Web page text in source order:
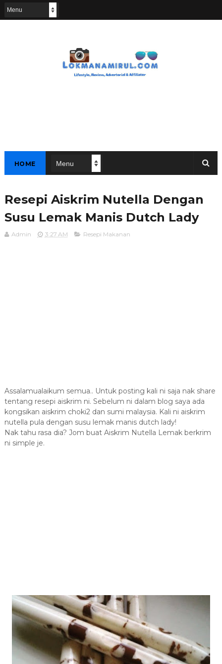
HOME
Resepi Aiskrim Nutella Dengan
Susu Lemak Manis Dutch Lady
Admin 3:27 AM Resepi Makanan
Assalamualaikum semua.. Untuk posting kali ni saja nak share
tentang resepi aiskrim ni. Sebelum ni dalam blog saya ada
kongsikan aiskrim choki2 dan sumi malaysia. Kali ni aiskrim
nutella pula dengan susu lemak manis dutch lady!
Nak tahu rasa dia? Jom buat Aiskrim Nutella Lemak berkrim
ni simple je.